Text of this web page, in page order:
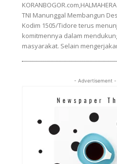
TNI Manunggal Membangun
Kodim 1505/Tidore terus
komitmennya dalam
masyarakat. Selain
- Advertisement -